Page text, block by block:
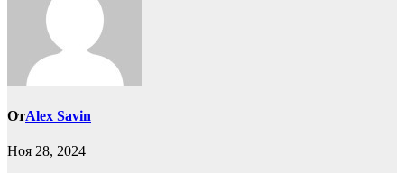
ОтAlex Savin
Ноя 28, 2024